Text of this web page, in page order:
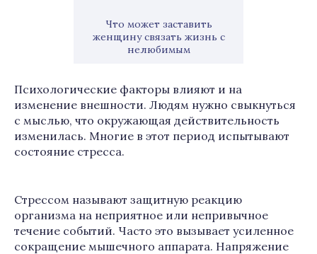
Что может заставить
женщину связать жизнь с
нелюбимым
Психологические факторы влияют и на
изменение внешности. Людям нужно свыкнуться
с мыслью, что окружающая действительность
изменилась. Многие в этот период испытывают
состояние стресса.
Стрессом называют защитную реакцию
организма на неприятное или непривычное
течение событий. Часто это вызывает усиленное
сокращение мышечного аппарата. Напряжение